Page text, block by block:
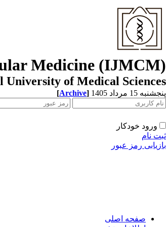
Medicine (IJMCM)
of Medical Sciences
پنجشنبه 15 مرداد 1405 [Archive]
ورود خودکار
ثبت نام
بازیابی رمز عبور
صفحه اصلی